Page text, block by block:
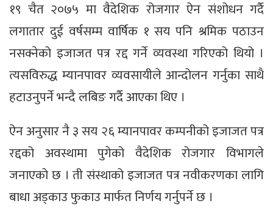
१९ चैत २०७५ मा वैदेशिक रोजगार ऐन संशोधन गर्दै
लगातार दुई वर्षसम्म वार्षिक १ सय पनि श्रमिक पठाउन
नसक्नेको इजाजत पत्र रद्द गर्ने व्यवस्था गरिएको थियो ।
त्यसविरुद्ध म्यानपावर व्यवसायीले आन्दोलन गर्नुका साथै
हटाउनुपर्ने भन्दै लबिङ गर्दै आएका थिए ।
ऐन अनुसार नै ३ सय २६ म्यानपावर कम्पनीको इजाजत पत्र
रद्दको अवस्थामा पुगेको वैदेशिक रोजगार विभागले
जनाएको छ । ती संस्थाको इजाजत पत्र नवीकरणका लागि
बाधा अड्काउ फुकाउ मार्फत निर्णय गर्नुपर्ने छ ।